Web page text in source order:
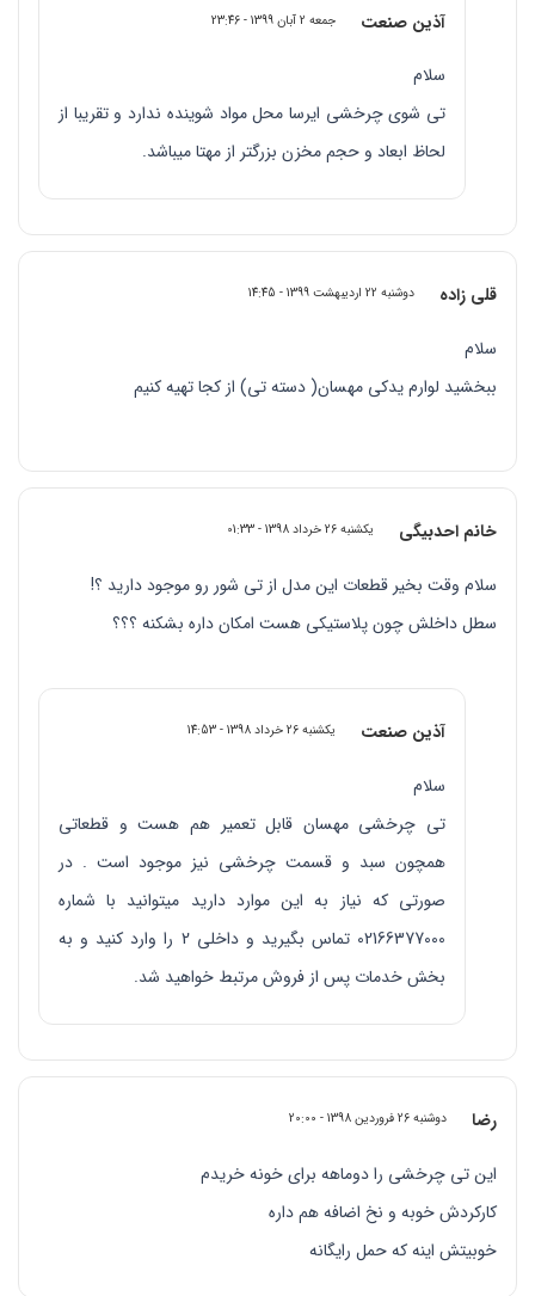
آذین صنعت جمعه 2 آبان 1399 - 23:46
سلام
تی شوی چرخشی ایرسا محل مواد شوینده ندارد و تقریبا از
لحاظ ابعاد و حجم مخزن بزرگتر از مهتا میباشد.
قلی زاده دوشنبه 22 اردیبهشت 1399 - 14:45
سلام
ببخشید لوارم یدکی مهسان( دسته تی) از کجا تهیه کنیم
خانم احدبیگی یکشنبه 26 خرداد 1398 - 01:33
سلام وقت بخیر قطعات این مدل از تی شور رو موجود دارید ؟!
سطل داخلش چون پلاستیکی هست امکان داره بشکنه ؟؟؟
آذین صنعت یکشنبه 26 خرداد 1398 - 14:53
سلام
تی چرخشی مهسان قابل تعمیر هم هست و قطعاتی
همچون سبد و قسمت چرخشی نیز موجود است . در
صورتی که نیاز به این موارد دارید میتوانید با شماره
02166377000 تماس بگیرید و داخلی 2 را وارد کنید و به
بخش خدمات پس از فروش مرتبط خواهید شد.
رضا دوشنبه 26 فروردین 1398 - 20:00
این تی چرخشی را دوماهه برای خونه خریدم
کارکردش خوبه و نخ اضافه هم داره
خوبیتش اینه که حمل رایگانه